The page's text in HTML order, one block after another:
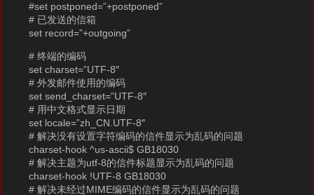
#set postponed=”+postponed”
# 已发送的信箱
set record=”+outgoing”
# 终端的编码
set charset=”UTF-8″
# 外发邮件使用的编码
set send_charset=”UTF-8″
# 用中文格式显示日期
set locale=”zh_CN.UTF-8″
# 解决没有设置字符编码的信件显示为乱码的问题
charset-hook ^us-ascii$ GB18030
# 解决主题为utf-8的信件标题显示为乱码的问题
charset-hook !UTF-8 GB18030
# 解决未经过MIME编码的信件显示为乱码的问题